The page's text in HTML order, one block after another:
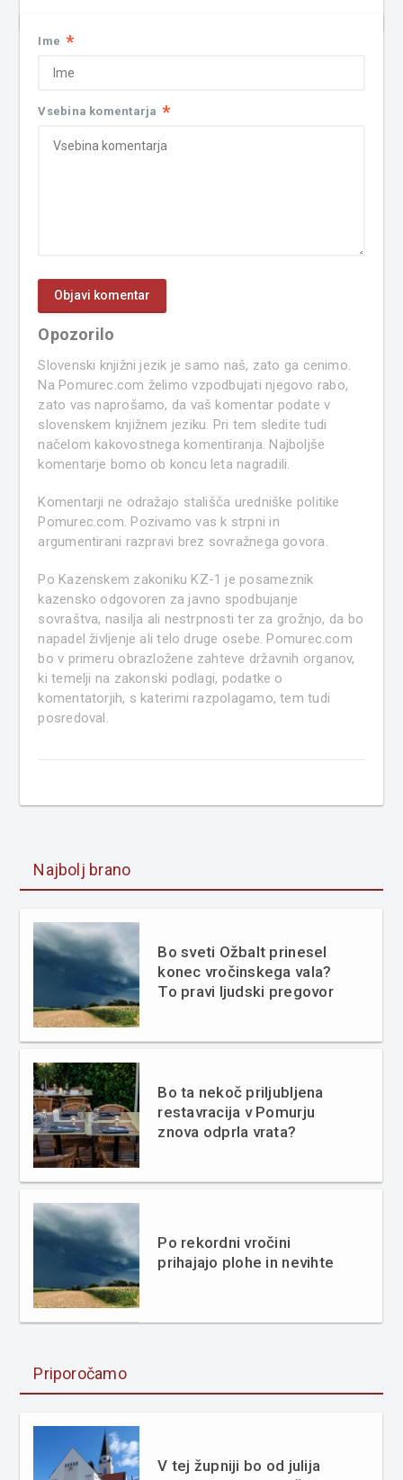
Ime *
Vsebina komentarja *
Opozorilo
Slovenski knjižni jezik je samo naš, zato ga cenimo.
Na Pomurec.com želimo vzpodbujati njegovo rabo,
zato vas naprošamo, da vaš komentar podate v
slovenskem knjižnem jeziku. Pri tem sledite tudi
načelom kakovostnega komentiranja. Najboljše
komentarje bomo ob koncu leta nagradili.
Komentarji ne odražajo stališča uredniške politike
Pomurec.com. Pozivamo vas k strpni in
argumentirani razpravi brez sovražnega govora.
Po Kazenskem zakoniku KZ-1 je posameznik
kazensko odgovoren za javno spodbujanje
sovraštva, nasilja ali nestrpnosti ter za grožnjo, da bo
napadel življenje ali telo druge osebe. Pomurec.com
bo v primeru obrazložene zahteve državnih organov,
ki temelji na zakonski podlagi, podatke o
komentatorjih, s katerimi razpolagamo, tem tudi
posredoval.
Najbolj brano
Bo sveti Ožbalt prinesel
konec vročinskega vala?
To pravi ljudski pregovor
Bo ta nekoč priljubljena
restavracija v Pomurju
znova odprla vrata?
Po rekordni vročini
prihajajo plohe in nevihte
Priporočamo
V tej župniji bo od julija